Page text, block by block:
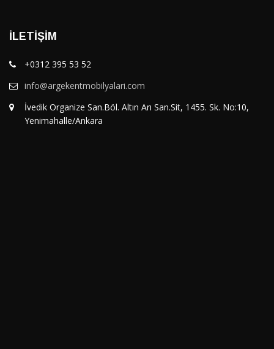
İLETIŞIM
+0312 395 53 52
info@argekentmobilyalari.com
İvedik Organize San.Böl. Altın Arı San.Sit, 1455. Sk. No:10,
Yenimahalle/Ankara